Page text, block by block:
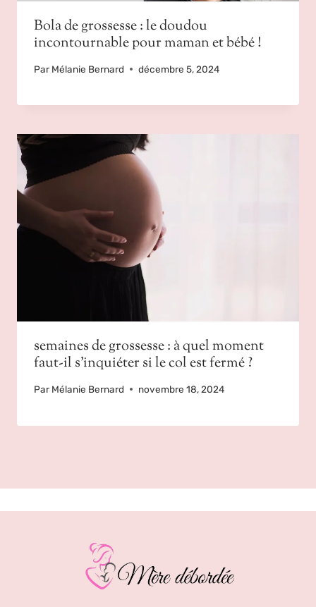
Bola de grossesse : le doudou
incontournable pour maman et bébé !
Par Mélanie Bernard décembre 5, 2024
semaines de grossesse : à quel moment
faut-il s’inquiéter si le col est fermé ?
Par Mélanie Bernard novembre 18, 2024